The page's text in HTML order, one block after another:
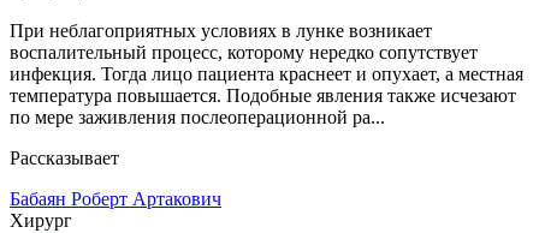
При неблагоприятных условиях в лунке возникает
воспалительный процесс, которому нередко сопутствует
инфекция. Тогда лицо пациента краснеет и опухает, а местная
температура повышается. Подобные явления также исчезают
по мере заживления послеоперационной ра...
Рассказывает
Бабаян Роберт Артакович
Хирург